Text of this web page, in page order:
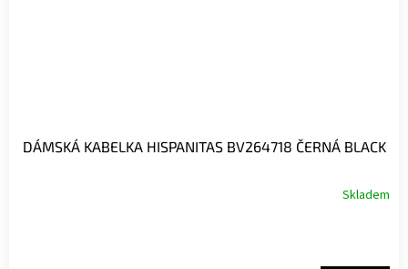
DÁMSKÁ KABELKA HISPANITAS BV264718 ČERNÁ BLACK
Skladem